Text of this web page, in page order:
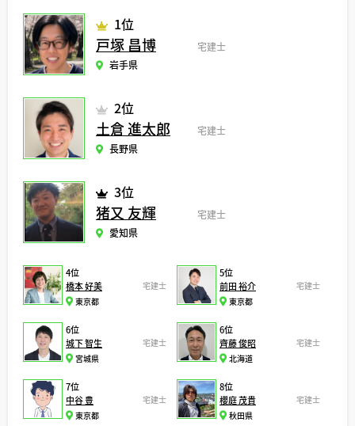
1位
戸塚 昌博
宅建士
岩手県
2位
土倉 進太郎
宅建士
長野県
3位
猪又 友輝
宅建士
愛知県
4位
橋本 好美
宅建士
東京都
5位
前田 裕介
宅建士
東京都
6位
城下 智生
宅建士
宮城県
6位
齊藤 俊昭
宅建士
北海道
7位
中谷 豊
宅建士
東京都
8位
櫻庭 茂貴
宅建士
秋田県